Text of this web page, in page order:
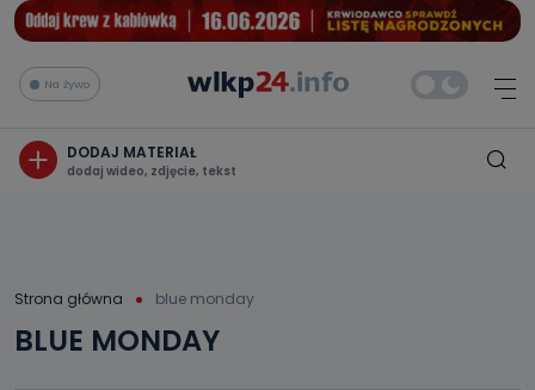
Na żywo
DODAJ MATERIAŁ
dodaj wideo, zdjęcie, tekst
Strona główna blue monday
BLUE MONDAY